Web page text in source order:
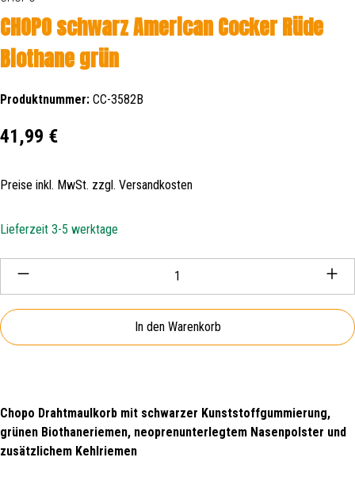
CHOPO schwarz American Cocker Rüde
Biothane grün
Produktnummer: CC-3582B
Regulärer Preis:
41,99 €
Preise inkl. MwSt. zzgl. Versandkosten
Lieferzeit 3-5 werktage
Produkt Anzahl: Gib den gewünschten Wert ein oder
In den Warenkorb
Chopo Drahtmaulkorb mit schwarzer Kunststoffgummierung,
grünen Biothaneriemen, neoprenunterlegtem Nasenpolster und
zusätzlichem Kehlriemen